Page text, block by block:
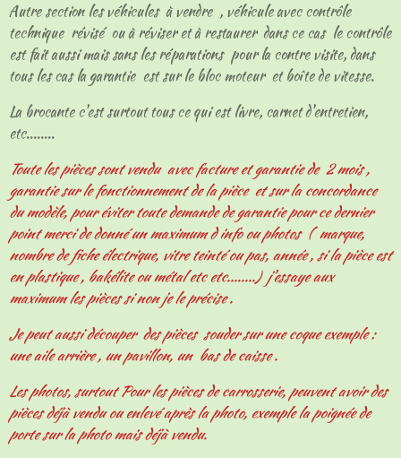
Autre section les véhicules à vendre , véhicule avec contrôle
technique révisé ou à réviser et à restaurer dans ce cas le contrôle
est fait aussi mais sans les réparations pour la contre visite, dans
tous les cas la garantie est sur le bloc moteur et boîte de vitesse.
La brocante c'est surtout tous ce qui est livre, carnet d'entretien,
etc........
Toute les pièces sont vendu avec facture et garantie de 2 mois ,
garantie sur le fonctionnement de la pièce et sur la concordance
du modèle, pour éviter toute demande de garantie pour ce dernier
point merci de donné un maximum d info ou photos ( marque,
nombre de fiche électrique, vitre teinté ou pas, année , si la pièce est
en plastique , bakélite ou métal etc etc........) j'essaye aux
maximum les pièces si non je le précise .
Je peut aussi découper des pièces souder sur une coque exemple :
une aile arrière , un pavillon, un bas de caisse .
Les photos, surtout Pour les pièces de carrosserie, peuvent avoir des
pièces déjà vendu ou enlevé après la photo, exemple la poignée de
porte sur la photo mais déjà vendu.